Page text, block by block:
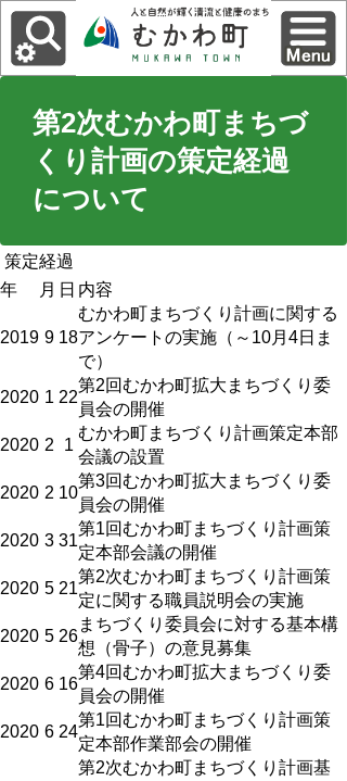
第2次むかわ町まちづ
くり計画の策定経過
について
策定経過
年
月 日 内容
2019 9 18
むかわ町まちづくり計画に関する
アンケートの実施（～10月4日ま
で）
2020 1 22
第2回むかわ町拡大まちづくり委
員会の開催
2020 2 1
むかわ町まちづくり計画策定本部
会議の設置
2020 2 10
第3回むかわ町拡大まちづくり委
員会の開催
2020 3 31
第1回むかわ町まちづくり計画策
定本部会議の開催
2020 5 21
第2次むかわ町まちづくり計画策
定に関する職員説明会の実施
2020 5 26
まちづくり委員会に対する基本構
想（骨子）の意見募集
2020 6 16
第4回むかわ町拡大まちづくり委
員会の開催
2020 6 24
第1回むかわ町まちづくり計画策
定本部作業部会の開催
第2次むかわ町まちづくり計画基